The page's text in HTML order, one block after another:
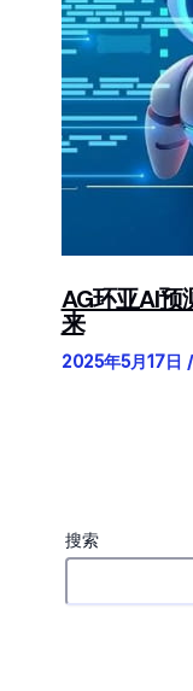
AG环亚AI预
来
2025年5月17日 /
搜索